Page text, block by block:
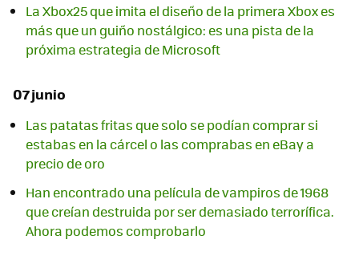
La Xbox25 que imita el diseño de la primera Xbox es
más que un guiño nostálgico: es una pista de la
próxima estrategia de Microsoft
07 junio
Las patatas fritas que solo se podían comprar si
estabas en la cárcel o las comprabas en eBay a
precio de oro
Han encontrado una película de vampiros de 1968
que creían destruida por ser demasiado terrorífica.
Ahora podemos comprobarlo